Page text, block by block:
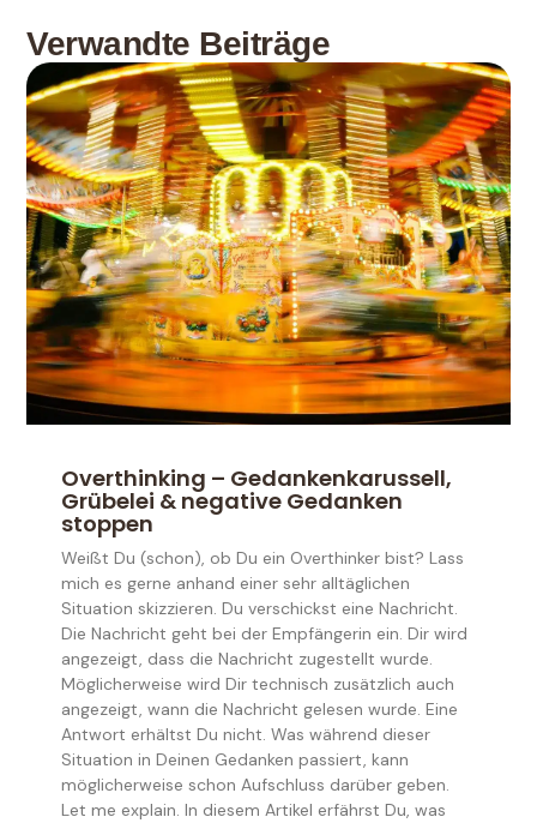
Verwandte Beiträge
Overthinking – Gedankenkarussell,
Grübelei & negative Gedanken
stoppen
Weißt Du (schon), ob Du ein Overthinker bist? Lass
mich es gerne anhand einer sehr alltäglichen
Situation skizzieren. Du verschickst eine Nachricht.
Die Nachricht geht bei der Empfängerin ein. Dir wird
angezeigt, dass die Nachricht zugestellt wurde.
Möglicherweise wird Dir technisch zusätzlich auch
angezeigt, wann die Nachricht gelesen wurde. Eine
Antwort erhältst Du nicht. Was während dieser
Situation in Deinen Gedanken passiert, kann
möglicherweise schon Aufschluss darüber geben.
Let me explain. In diesem Artikel erfährst Du, was